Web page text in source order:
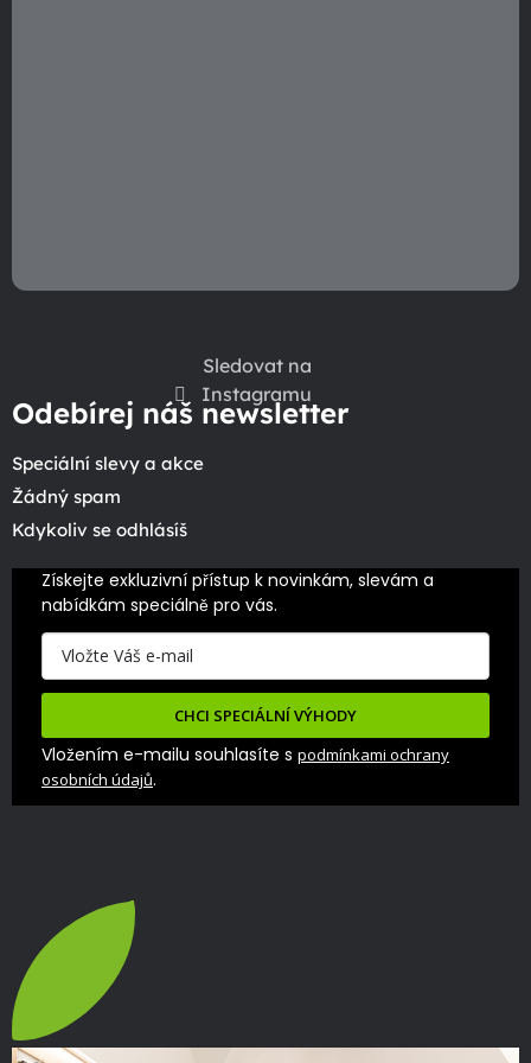
Sledovat na
Instagramu
Odebírej náš newsletter
Speciální slevy a akce
Žádný spam
Kdykoliv se odhlásíš
Získejte exkluzivní přístup k novinkám, slevám a
nabídkám speciálně pro vás.
CHCI SPECIÁLNÍ VÝHODY
Vložením e-mailu souhlasíte s podmínkami ochrany
osobních údajů.